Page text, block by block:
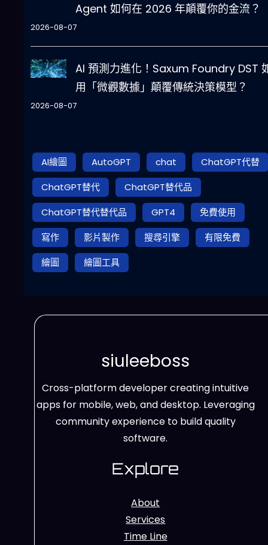
Agent 如何在 2026 年顛覆你的金流？
2026-08-07
AI 預測力進化！Saxum Foundry DST
用「微觀數據」顛覆傳統決策模型？
2026-08-07
AI繪圖 AutoGPT chat
ChatGPT代替
ChatGPT替代
ChatGPT替代品
ChatGPT替代替代品
GPT4
免費使用
寫作
影片製作 搜尋引擎
有限免費
繪圖
繪圖工具
siuleeboss
Cross-platform developer creating intuitive
apps for mobile, web, and desktop. Leveraging
community experience to build quality
software.
Explore
About
Services
Time Line